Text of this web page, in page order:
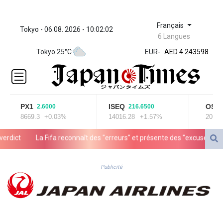
Tokyo - 06.08. 2026 - 10:02:03 Français
6 Langues
Tokyo 25°C
EUR-
ZWL 372.073259
AED 4.243598
AED 4.243598
ALL 93.252722
AMD
1060.756747
ARS
1729.009179
AUD 1.63715
BBD 2.326069
PX1 2.6000
8669.3 +0.03%
ISEQ 216.6500
14016.28 +1.57%
OSEBX
2013.36
La Fifa reconnaît des "erreurs" et présente des "excuses" après
Publicité